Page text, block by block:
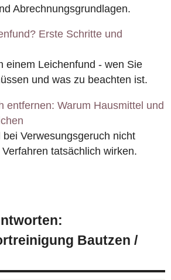
Abrechnungsgrundlagen.
Erste Schritte und
einem Leichenfund - wen Sie
und was zu beachten ist.
entfernen: Warum Hausmittel und
Verwesungsgeruch nicht
tatsächlich wirken.
Bautzen /